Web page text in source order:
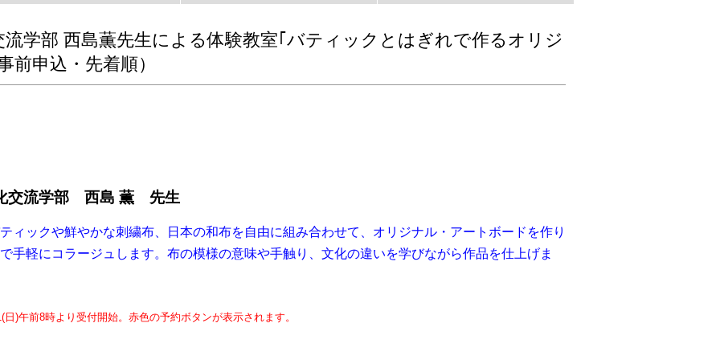
流学部 西島薫先生による体験教室｢バティックとはぎれで作るオリジ
前申込・先着順）
交流学部 西島 薫 先生
ィックや鮮やかな刺繍布、日本の和布を自由に組み合わせて、オリジナル・アートボードを作り
手軽にコラージュします。布の模様の意味や手触り、文化の違いを学びながら作品を仕上げま
)午前8時より受付開始。赤色の予約ボタンが表示されます。